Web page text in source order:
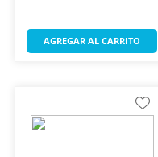
AGREGAR AL CARRITO